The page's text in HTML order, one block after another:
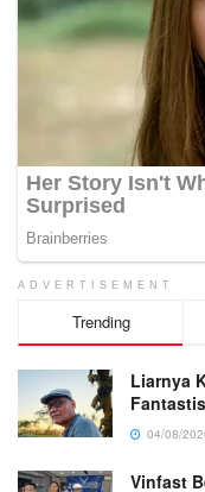
ADVERTISEMENT
Trending
Liarnya
Fantastis
04/08/
Vinfast